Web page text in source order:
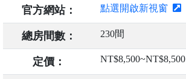
官方網站： 點選開啟新視窗
總房間數： 230間
定價： NT$8,500~NT$8,500